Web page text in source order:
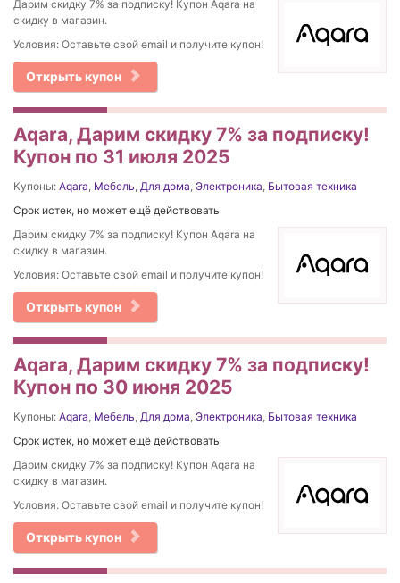
Дарим скидку 7% за подписку! Купон Aqara на
скидку в магазин.
Условия: Оставьте свой email и получите купон!
Открыть купон
Aqara, Дарим скидку 7% за подписку!
Купон по 31 июля 2025
Купоны: Aqara, Мебель, Для дома, Электроника, Бытовая техника
Срок истек, но может ещё действовать
Дарим скидку 7% за подписку! Купон Aqara на
скидку в магазин.
Условия: Оставьте свой email и получите купон!
Открыть купон
Aqara, Дарим скидку 7% за подписку!
Купон по 30 июня 2025
Купоны: Aqara, Мебель, Для дома, Электроника, Бытовая техника
Срок истек, но может ещё действовать
Дарим скидку 7% за подписку! Купон Aqara на
скидку в магазин.
Условия: Оставьте свой email и получите купон!
Открыть купон